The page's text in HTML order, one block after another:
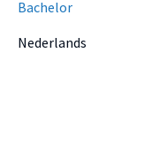
Bachelor
Nederlands